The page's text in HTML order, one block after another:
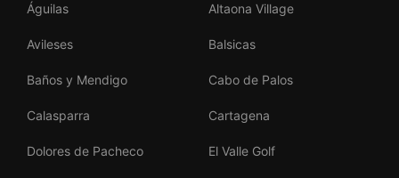
Águilas Altaona Village
Avileses Balsicas
Baños y Mendigo Cabo de Palos
Calasparra Cartagena
Dolores de Pacheco El Valle Golf